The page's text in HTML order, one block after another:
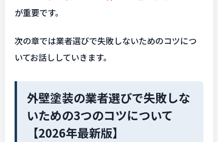
が重要です。
次の章では業者選びで失敗しないためのコツにつ
いてお話ししていきます。
外壁塗装の業者選びで失敗しな
いための3つのコツについて
【2026年最新版】